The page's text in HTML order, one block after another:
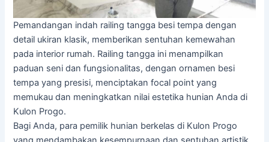
Pemandangan indah railing tangga besi tempa dengan
detail ukiran klasik, memberikan sentuhan kemewahan
pada interior rumah. Railing tangga ini menampilkan
paduan seni dan fungsionalitas, dengan ornamen besi
tempa yang presisi, menciptakan focal point yang
memukau dan meningkatkan nilai estetika hunian Anda di
Kulon Progo.
Bagi Anda, para pemilik hunian berkelas di Kulon Progo